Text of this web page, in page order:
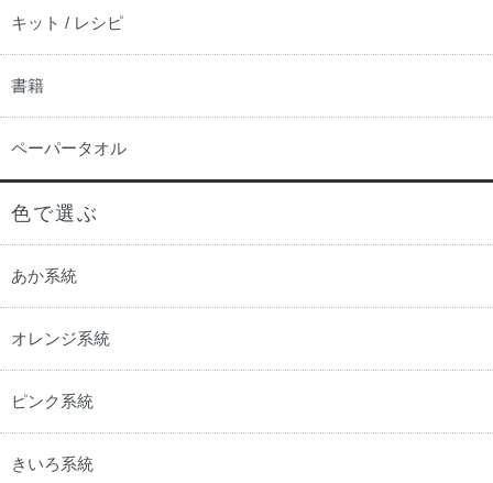
キット / レシピ
書籍
ペーパータオル
色で選ぶ
あか系統
オレンジ系統
ピンク系統
きいろ系統